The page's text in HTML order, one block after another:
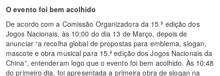
O evento foi bem acolhido
De acordo com a Comissão Organizadora da 15.ª edição dos
Jogos Nacionais, às 10:00 do dia 13 de Março, depois de
anunciar “a recolha global de propostas para emblema, slogan,
mascote e obra musical para 15.ª edição dos Jogos Nacionais da
China”, entenderam logo que o evento foi bem acolhido. Às 10:48
do primeiro dia, foi apresentada a primeira obra de slogan na